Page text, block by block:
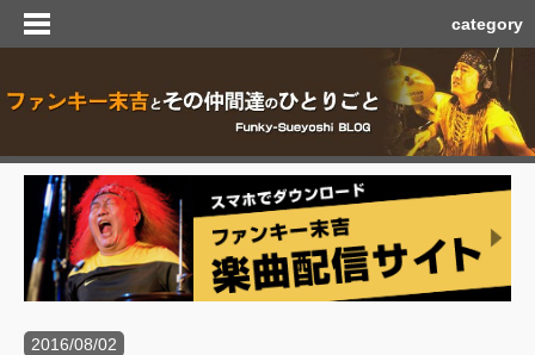
category
2016/08/02